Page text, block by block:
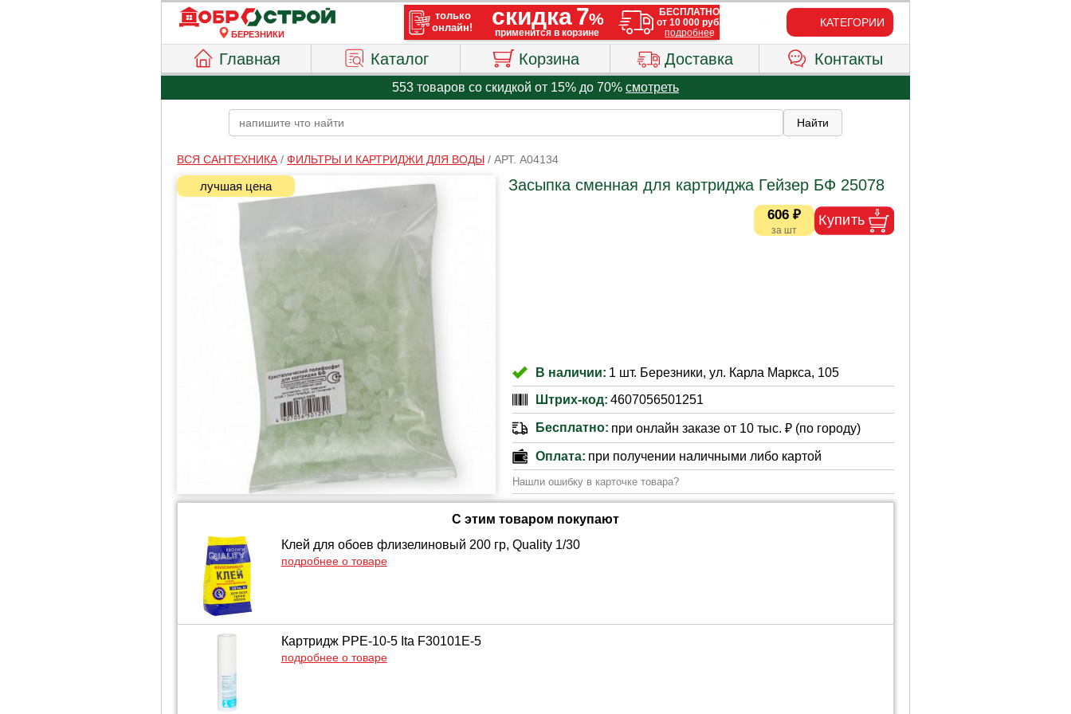
БЕРЕЗНИКИ
КАТЕГОРИИ
Главная Каталог Корзина Доставка Контакты
553 товаров со скидкой от 15% до 70% смотреть
ВСЯ САНТЕХНИКА/ ФИЛЬТРЫ И КАРТРИДЖИ ДЛЯ ВОДЫ/ АРТ. A04134
Засыпка сменная для картриджа Гейзер БФ 25078
606 ₽
В наличии: 1 шт. Березники, ул. Карла Маркса, 105
Штрих-код: 4607056501251
Бесплатно: при онлайн заказе от 10 тыс. ₽ (по городу)
Оплата: при получении наличными либо картой
Нашли ошибку в карточке товара?
С этим товаром покупают
Клей для обоев флизелиновый 200 гр, Quality 1/30
подробнее о товаре
Картридж PPE-10-5 Ita F30101E-5
подробнее о товаре